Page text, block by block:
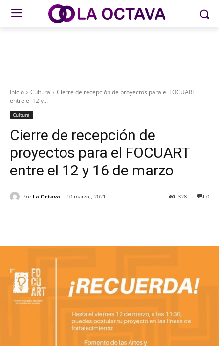
Inicio Cultura
Cierre de recepción de proyectos para el FOCUART
entre el 12 y...
Cultura
Cierre de recepción de
proyectos para el FOCUART
entre el 12 y 16 de marzo
Por La Octava 10 marzo , 2021 0
328